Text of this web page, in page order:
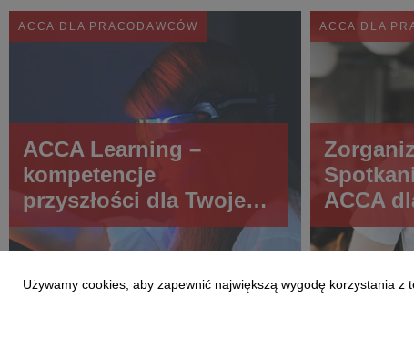
ACCA DLA PRACODAWCÓW
ACCA Learning –
kompetencje
przyszłości dla Twojego
zespołu
ACCA DLA
ACCA
Używamy cookies, aby zapewnić największą wygodę korzystania